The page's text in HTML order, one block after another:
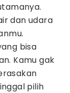
dan udara
bisa
Kamu gak
pilih